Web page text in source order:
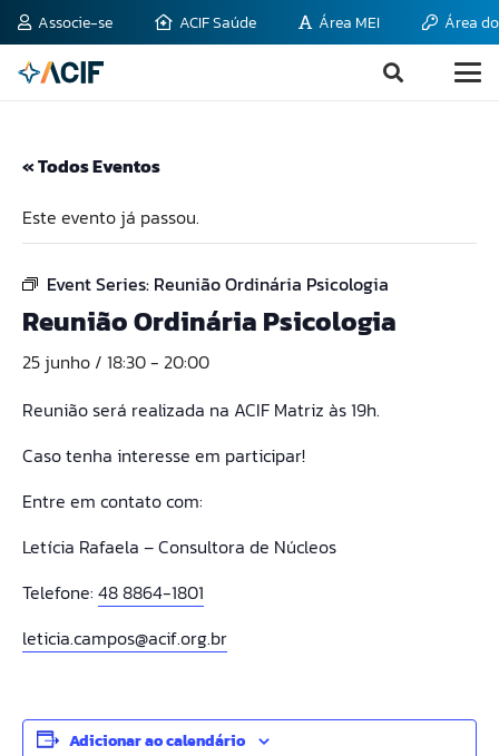
Associe-se ACIF Saúde Área MEI Área
« Todos Eventos
Este evento já passou.
Event Series: Reunião Ordinária Psicologia
Reunião Ordinária Psicologia
25 junho / 18:30- 20:00
Reunião será realizada na ACIF Matriz às 19h.
Caso tenha interesse em participar!
Entre em contato com:
Letícia Rafaela – Consultora de Núcleos
Telefone: 48 8864-1801
leticia.campos@acif.org.br
Adicionar ao calendário